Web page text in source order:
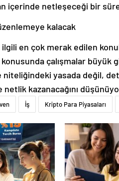
içerinde netleşeceği bir
kalacak
en çok merak edilen
konusunda çalışmalar
niteliğindeki yasada değil,
kazanacağını
İş Kripto Para Piyasaları